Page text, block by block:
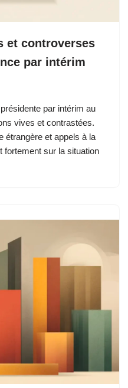
et controverses
par intérim
par intérim au
vives et contrastées.
étrangère et appels à la
fortement sur la situation